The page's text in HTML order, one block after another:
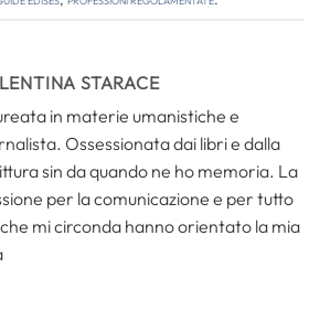
STARACE
in materie umanistiche e
Ossessionata dai libri e dalla
sin da quando ne ho memoria. La
per la comunicazione e per tutto
mi circonda hanno orientato la mia